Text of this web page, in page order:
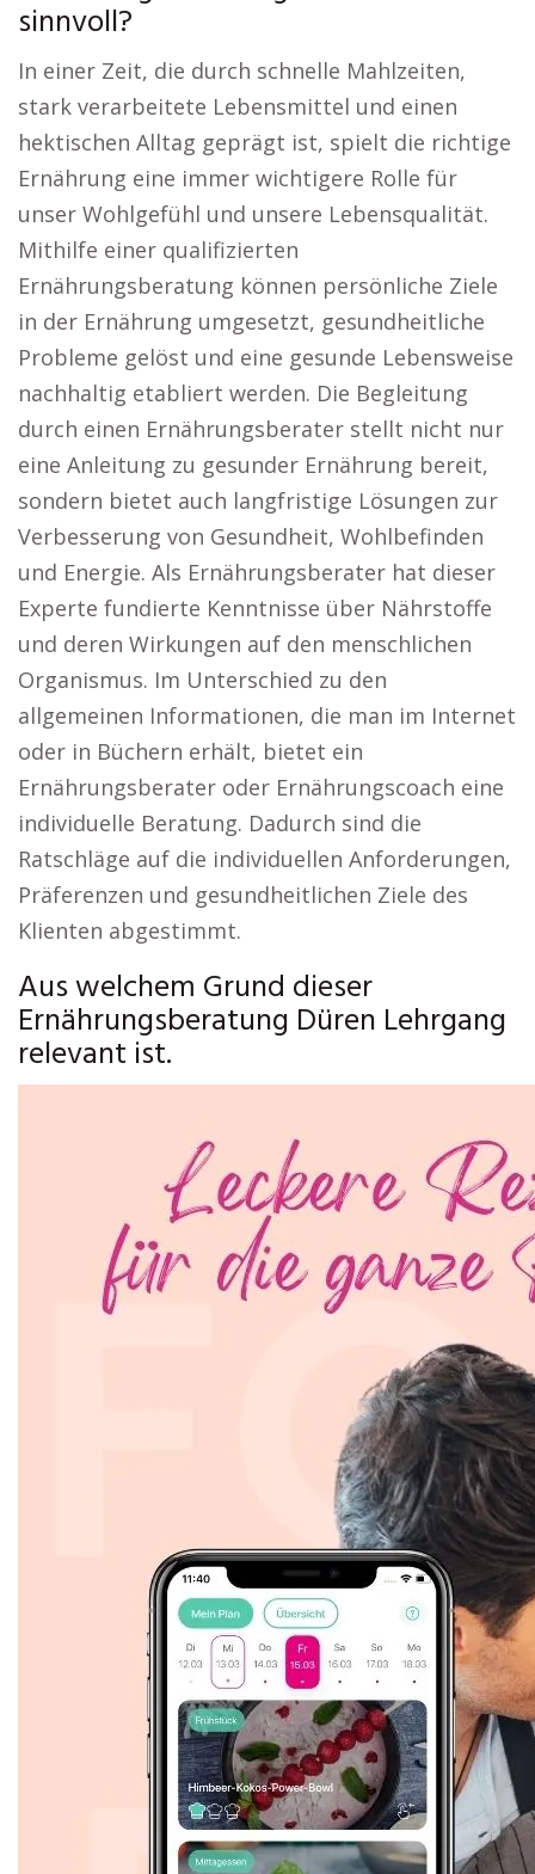
sinnvoll?
In einer Zeit, die durch schnelle Mahlzeiten,
stark verarbeitete Lebensmittel und einen
hektischen Alltag geprägt ist, spielt die richtige
Ernährung eine immer wichtigere Rolle für
unser Wohlgefühl und unsere Lebensqualität.
Mithilfe einer qualifizierten
Ernährungsberatung können persönliche Ziele
in der Ernährung umgesetzt, gesundheitliche
Probleme gelöst und eine gesunde Lebensweise
nachhaltig etabliert werden. Die Begleitung
durch einen Ernährungsberater stellt nicht nur
eine Anleitung zu gesunder Ernährung bereit,
sondern bietet auch langfristige Lösungen zur
Verbesserung von Gesundheit, Wohlbefinden
und Energie. Als Ernährungsberater hat dieser
Experte fundierte Kenntnisse über Nährstoffe
und deren Wirkungen auf den menschlichen
Organismus. Im Unterschied zu den
allgemeinen Informationen, die man im Internet
oder in Büchern erhält, bietet ein
Ernährungsberater oder Ernährungscoach eine
individuelle Beratung. Dadurch sind die
Ratschläge auf die individuellen Anforderungen,
Präferenzen und gesundheitlichen Ziele des
Klienten abgestimmt.
Aus welchem Grund dieser
Ernährungsberatung Düren Lehrgang
relevant ist.